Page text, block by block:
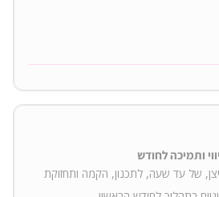
ותמיכה לחודש
של עד שעה, לתכנון, הקמה ותחזוקת